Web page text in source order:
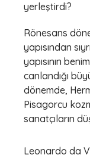
yerleştirdi?
Rönesans
yapısından
yapısının
canlandığı
dönemde,
Pisagorcu
sanatçıların
Leonardo da